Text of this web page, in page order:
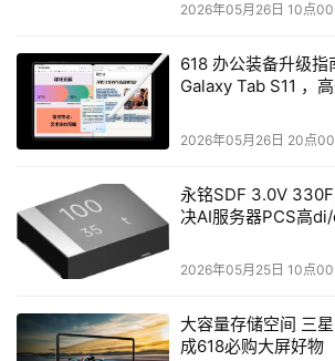
16个小时，我们的网络销售丝毫未受到
转换速度之快，也让我们基本上没有
Smart-ups 1000供电运行时，每隔30秒
提示电池供电的正常运行，同时使我了
恢复。
除了停电，电压不稳的情况也时时存在
夏季，难免对我们的硬件设备造成不良
心了，APC Smart-ups
电电压的稳定情况，使我可以据此对网
和维护，增加网络系统的安全性。
2026年05月26日 10点00
618 办公装备升级指
Galaxy Tab S11 ，
2026年05月26日 20点
永铭SDF 3.0V
决AI服务器PCS高
2026年05月25日 10点00
大容量存储空间 三
成618必购大屏好物